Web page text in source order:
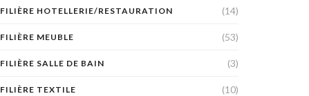
FILIÈRE HOTELLERIE/RESTAURATION (14)
FILIÈRE MEUBLE (53)
FILIÈRE SALLE DE BAIN (3)
FILIÈRE TEXTILE (10)